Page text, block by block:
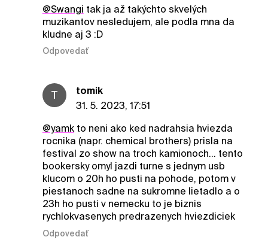
@Swangi tak ja až takýchto skvelých
muzikantov nesledujem, ale podla mna da
kludne aj 3 :D
Odpovedať
T
tomik
31. 5. 2023, 17:51
@yamkto neni ako ked nadrahsia hviezda
rocnika (napr. chemical brothers) prisla na
festival zo show na troch kamionoch... tento
bookersky omyl jazdi turne s jednym usb
klucom o 20h ho pusti na pohode, potom v
piestanoch sadne na sukromne lietadlo a o
23h ho pusti v nemecku to je biznis
rychlokvasenych predrazenych hviezdiciek
Odpovedať